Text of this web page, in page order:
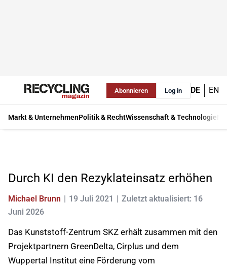
Abonnieren Log in DE EN
Markt & UnternehmenPolitik & RechtWissenschaft & Technologie
Durch KI den Rezyklateinsatz erhöhen
Michael Brunn 19 Juli 2021
Zuletzt aktualisiert: 16
Juni 2026
Das Kunststoff-Zentrum SKZ erhält zusammen mit den
Projektpartnern GreenDelta, Cirplus und dem
Wuppertal Institut eine Förderung vom